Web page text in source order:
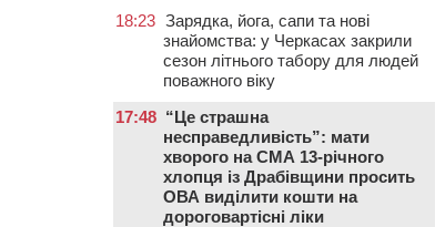
18:23 Зарядка, йога, сапи та нові
знайомства: у Черкасах закрили
сезон літнього табору для людей
поважного віку
17:48 “Це страшна
несправедливість”: мати
хворого на СМА 13-річного
хлопця із Драбівщини просить
ОВА виділити кошти на
дороговартісні ліки